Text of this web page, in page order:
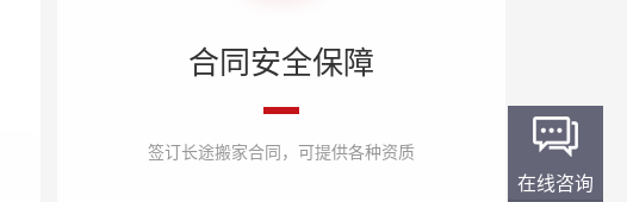
合同安全保障
签订长途搬家合同，可提供各种资质
在线咨询